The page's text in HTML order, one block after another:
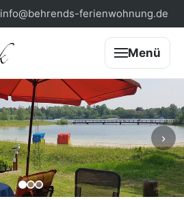
info@behrends-ferienwohnung.de
Menü
›